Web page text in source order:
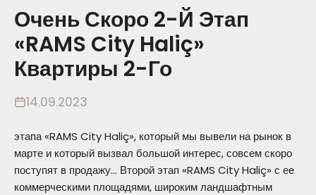
Очень Скоро 2-Й Этап
«RAMS City Haliç»
Квартиры 2-Го
14.09.2023
этапа «RAMS City Haliç», который мы вывели на рынок в
марте и который вызвал большой интерес, совсем скоро
поступят в продажу… Второй этап «RAMS City Haliç» с ее
коммерческими площадями, широким ландшафтным